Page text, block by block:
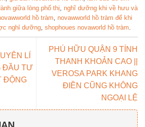
giữa lòng phố thị, nghĩ dưỡng khi về hưu và
hồ tràm, novawworld hồ tràm để khi
nghỉ dưỡng, shophoues novaworld hồ tràm.
LÍ
ĐẦU TƯ
ĐỘNG
PHÚ HỮU QUẬN 9 TÍNH
THANH KHOẢN CAO ||
VEROSA PARK KHANG
ĐIỀN CŨNG KHÔNG
NGOẠI LỆ